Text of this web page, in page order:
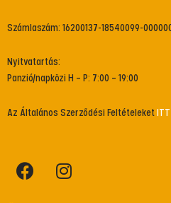
Számlaszám: 16200137-18540099-
Nyitvatartás:
Panzió/napközi H – P: 7:00 – 19:00
Az Általános Szerződési Feltételeket ITT